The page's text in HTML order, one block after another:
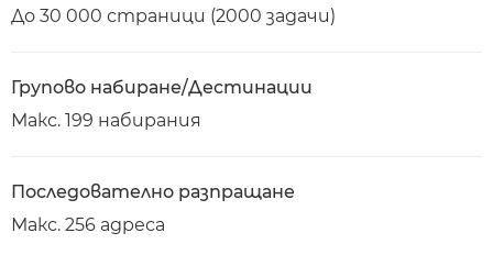
До 30 000 страници (2000 задачи)
Групово набиране/Дестинации
Макс. 199 набирания
Последователно разпращане
Макс. 256 адреса